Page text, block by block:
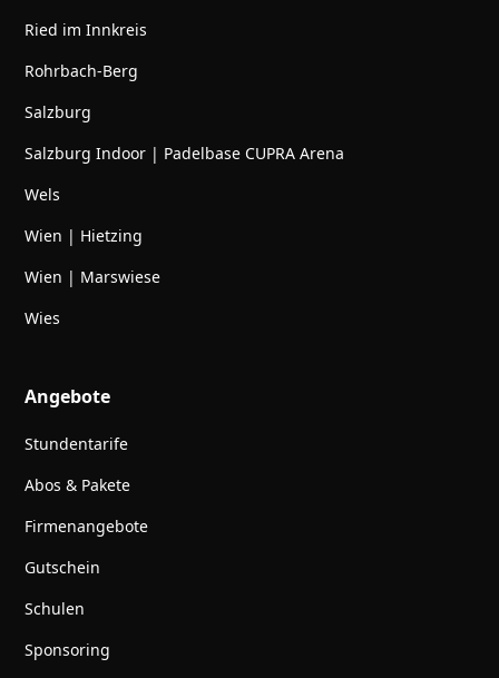
Ried im Innkreis
Rohrbach-Berg
Salzburg
Salzburg Indoor | Padelbase CUPRA Arena
Wels
Wien | Hietzing
Wien | Marswiese
Wies
Angebote
Stundentarife
Abos & Pakete
Firmenangebote
Gutschein
Schulen
Sponsoring